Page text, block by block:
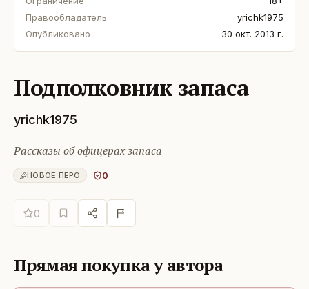
Правообладатель
yrichk1975
Опубликовано
30 окт. 2013 г.
Подполковник запаса
yrichk1975
Рассказы об офицерах запаса
НОВОЕ ПЕРО 0
0
Прямая покупка у автора